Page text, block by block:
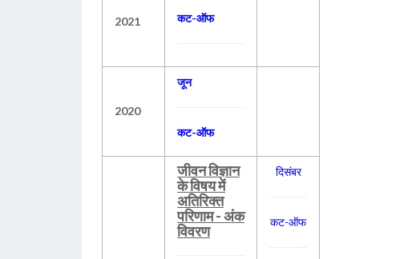
2021
कट-ऑफ
2020
जून
कट-ऑफ
जीवन विज्ञान
के विषय में
अतिरिक्त
परिणाम - अंक
विवरण
दिसंबर
कट-ऑफ